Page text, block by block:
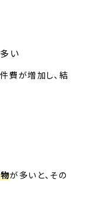
い
費が増加し、結
が多いと、その